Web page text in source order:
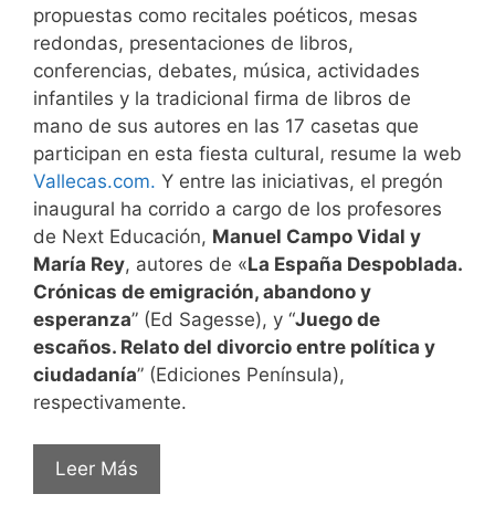
propuestas como recitales poéticos, mesas
redondas, presentaciones de libros,
conferencias, debates, música, actividades
infantiles y la tradicional firma de libros de
mano de sus autores en las 17 casetas que
participan en esta fiesta cultural, resume la web
Vallecas.com. Y entre las iniciativas, el pregón
inaugural ha corrido a cargo de los profesores
de Next Educación, Manuel Campo Vidal y
María Rey, autores de «La España Despoblada.
Crónicas de emigración, abandono y
esperanza” (Ed Sagesse), y “Juego de
escaños. Relato del divorcio entre política y
ciudadanía” (Ediciones Península),
respectivamente.
Leer Más